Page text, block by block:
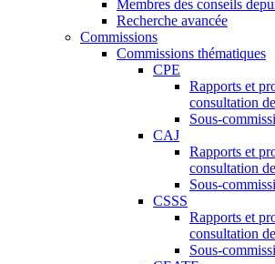
Membres des conseils
Recherche avancée
Commissions
Commissions thématiques
CPE
Rapports et
consultation
Sous-
CAJ
Rapports et
consultation
Sous-
CSSS
Rapports et
consultation
Sous-